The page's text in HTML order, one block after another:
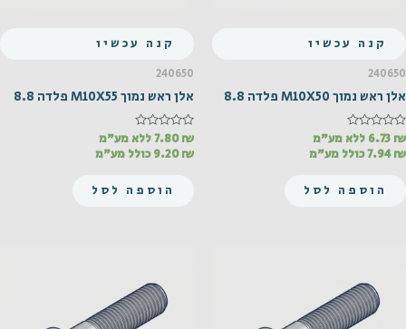
קנה עכשיו
240650
אלן ראש נמוך M10X50 פלדה 8.8
דורג
מתוך
6.73 ₪
ללא מע"מ
7.94₪ כולל מע"מ
הוספה לסל
קנה עכשיו
240650
אלן ראש נמוך M10X55 פלדה 8.8
דורג
מתוך
7.80₪
ללא מע"מ
9.20₪ כולל מע"מ
הוספה לסל